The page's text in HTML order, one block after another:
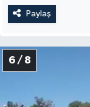
Paylaş
6 / 8